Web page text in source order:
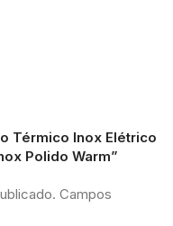
Térmico Inox Elétrico
Polido Warm”
Campos